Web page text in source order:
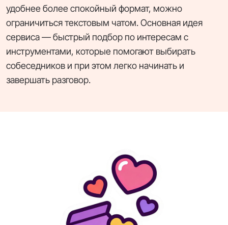
удобнее более спокойный формат, можно
ограничиться текстовым чатом. Основная идея
сервиса — быстрый подбор по интересам с
инструментами, которые помогают выбирать
собеседников и при этом легко начинать и
завершать разговор.